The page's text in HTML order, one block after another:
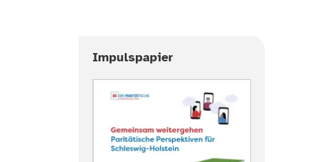
Impulspapier